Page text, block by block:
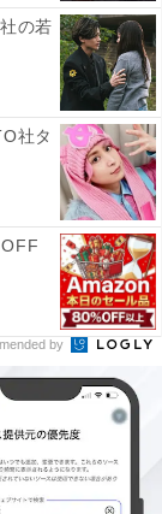
20票）
ンクインしま
ルグループ
ーシングル。
子クラブは一
からは、以下
す（30代女
の若
社タ
by